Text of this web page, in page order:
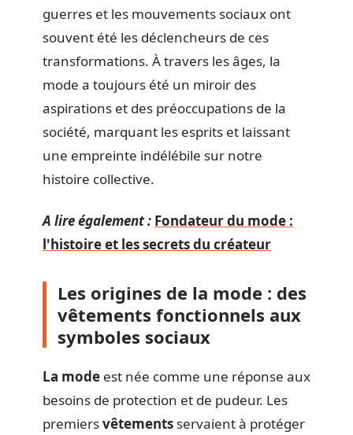
guerres et les mouvements sociaux ont
souvent été les déclencheurs de ces
transformations. À travers les âges, la
mode a toujours été un miroir des
aspirations et des préoccupations de la
société, marquant les esprits et laissant
une empreinte indélébile sur notre
histoire collective.
A lire également : Fondateur du mode :
l'histoire et les secrets du créateur
Les origines de la mode : des
vêtements fonctionnels aux
symboles sociaux
La mode est née comme une réponse aux
besoins de protection et de pudeur. Les
premiersvêtements servaient à protéger